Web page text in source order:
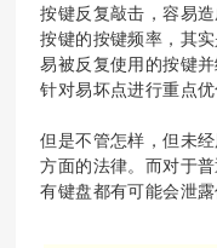
按键反复敲击，容易
按键的按键频率，其
易被反复使用的按键
针对易坏点进行重点优
但是不管怎样，但未
方面的法律。而对于
有键盘都有可能会泄露